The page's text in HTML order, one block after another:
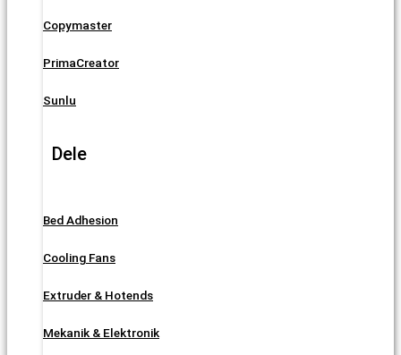
Copymaster
PrimaCreator
Sunlu
Dele
Bed Adhesion
Cooling Fans
Extruder & Hotends
Mekanik & Elektronik